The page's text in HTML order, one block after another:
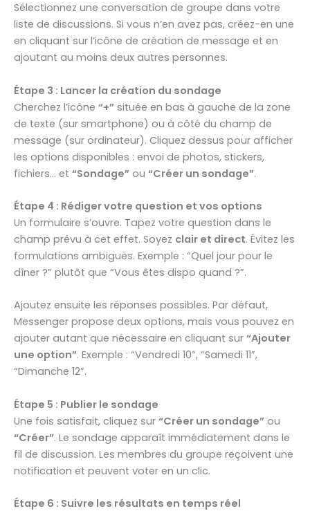
Sélectionnez une conversation de groupe dans votre
liste de discussions. Si vous n’en avez pas, créez-en une
en cliquant sur l’icône de création de message et en
ajoutant au moins deux autres personnes.
Étape 3 : Lancer la création du sondage
Cherchez l’icône “+” située en bas à gauche de la zone
de texte (sur smartphone) ou à côté du champ de
message (sur ordinateur). Cliquez dessus pour afficher
les options disponibles : envoi de photos, stickers,
fichiers… et “Sondage” ou “Créer un sondage”.
Étape 4 : Rédiger votre question et vos options
Un formulaire s’ouvre. Tapez votre question dans le
champ prévu à cet effet. Soyez clair et direct. Évitez les
formulations ambiguës. Exemple : “Quel jour pour le
dîner ?” plutôt que “Vous êtes dispo quand ?”.
Ajoutez ensuite les réponses possibles. Par défaut,
Messenger propose deux options, mais vous pouvez en
ajouter autant que nécessaire en cliquant sur “Ajouter
une option”. Exemple : “Vendredi 10”, “Samedi 11”,
“Dimanche 12”.
Étape 5 : Publier le sondage
Une fois satisfait, cliquez sur “Créer un sondage” ou
“Créer”. Le sondage apparaît immédiatement dans le
fil de discussion. Les membres du groupe reçoivent une
notification et peuvent voter en un clic.
Étape 6 : Suivre les résultats en temps réel